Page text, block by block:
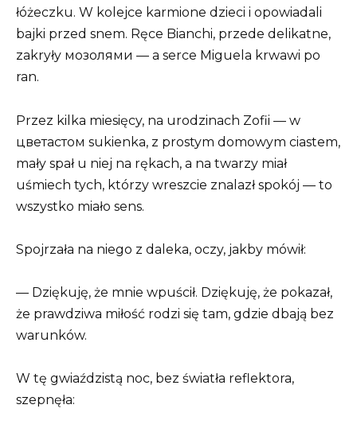
łóżeczku. W kolejce karmione dzieci i opowiadali
bajki przed snem. Ręce Bianchi, przede delikatne,
zakryły мозолями — a serce Miguela krwawi po
ran.
Przez kilka miesięcy, na urodzinach Zofii — w
цветастом sukienka, z prostym domowym ciastem,
mały spał u niej na rękach, a na twarzy miał
uśmiech tych, którzy wreszcie znalazł spokój — to
wszystko miało sens.
Spojrzała na niego z daleka, oczy, jakby mówił:
— Dziękuję, że mnie wpuścił. Dziękuję, że pokazał,
że prawdziwa miłość rodzi się tam, gdzie dbają bez
warunków.
W tę gwiaździstą noc, bez światła reflektora,
szepnęła: